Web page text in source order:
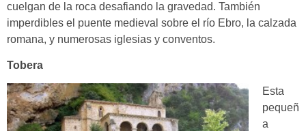
cuelgan de la roca desafiando la gravedad. También
imperdibles e l puente medieval sobre el río Ebro, la calzada
romana, y numerosas iglesias y conventos.
Tobera
Esta
pequeñ
a